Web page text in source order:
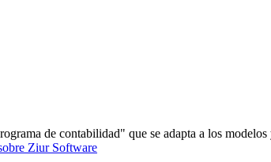
de contabilidad" que se adapta a los
Ziur Software